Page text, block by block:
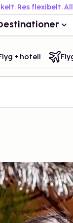
Res flexibelt.
+ hotell